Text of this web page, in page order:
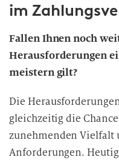
i
g
n
g
n
d
i
e
im
Fallen Ihnen noch
Herausforderungen
meistern gilt?
Die
gleichzeitig die
zunehmenden Vielfalt
Anforderungen.